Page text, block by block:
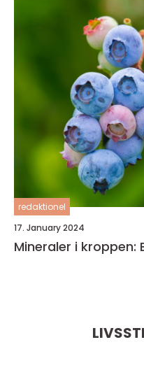
redaktionel
17. January 2024
Mineraler i kroppen: